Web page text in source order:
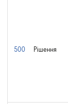
500 Рішення